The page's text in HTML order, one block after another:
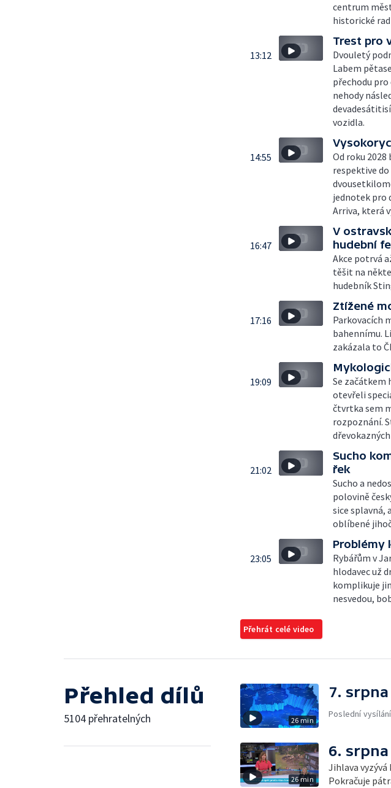
centrum
historické
13:12
Trest pro
Dvouletý
Labem
přechodu
nehody
vozidla.
14:55
Od roku
respektive
jednotek pro
Arriva, která
16:47
V
hudební
Akce potrvá
těšit na
hudebník
17:16
Ztížené
Parkovacích
bahennímu.
zakázala to
19:09
Se začátkem
otevřeli
čtvrtka sem
rozpoznání.
21:02
Sucho
řek
Sucho a
polovině
sice splavná,
oblíbené
23:05
Problémy
Rybářům v
hlodavec už
komplikuje
nesvedou,
Přehrát celé video
Přehled dílů
5104 přehratelných 26 min
7. srpna
Poslední vysílání
26 min
6. srpna
Jihlava
Pokračuje